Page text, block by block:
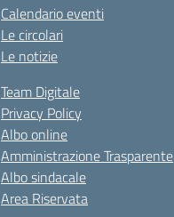
Calendario eventi
Le circolari
Le notizie
Team Digitale
Privacy Policy
Albo online
Amministrazione Trasparente
Albo sindacale
Area Riservata